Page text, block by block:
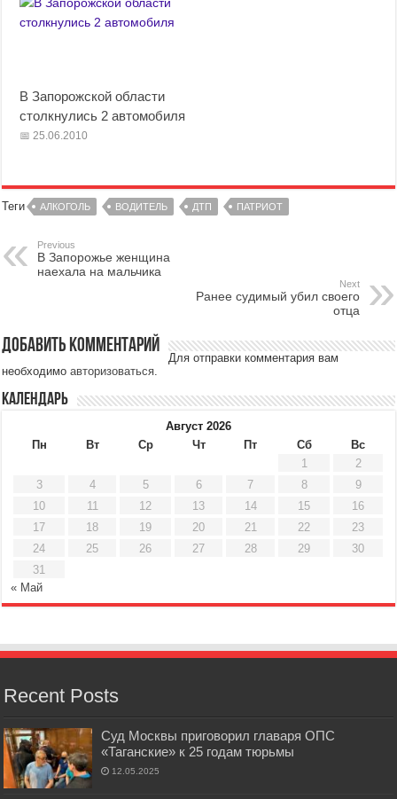
В Запорожской области
столкнулись 2 автомобиля
25.06.2010
Теги АЛКОГОЛЬ ВОДИТЕЛЬ ДТП ПАТРИОТ
Previous
В Запорожье женщина
наехала на мальчика
Next
Ранее судимый убил своего
отца
Добавить комментарий
Для отправки комментария вам
необходимоавторизоваться.
Календарь
Август 2026
Пн
Вт Ср Чт Пт Сб
Вс
1
2
3
4 5 6 7 8
9
10
11 12 13 14 15
16
17
18 19 20 21 22
23
24
25 26 27 28 29
30
31
« Май
Recent Posts
Суд Москвы приговорил главаря ОПС
«Таганские» к 25 годам тюрьмы
12.05.2025